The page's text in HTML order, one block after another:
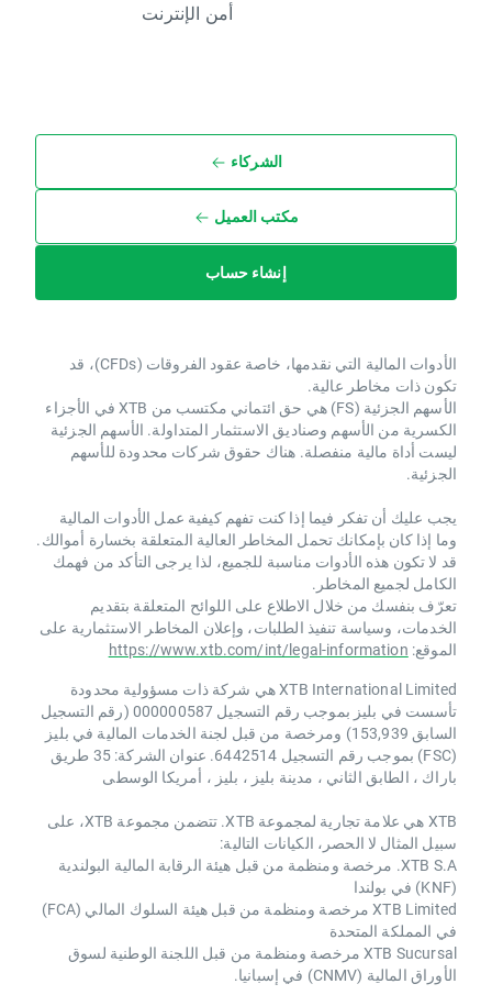
أمن الإنترنت
الشركاء
مكتب العميل
إنشاء حساب
الأدوات المالية التي نقدمها، خاصة عقود الفروقات (CFDs)، قد
تكون ذات مخاطر عالية.
الأسهم الجزئية (FS) هي حق ائتماني مكتسب من XTB ​​في الأجزاء
الكسرية من الأسهم وصناديق الاستثمار المتداولة. الأسهم الجزئية
ليست أداة مالية منفصلة. هناك حقوق شركات محدودة للأسهم
الجزئية.
يجب عليك أن تفكر فيما إذا كنت تفهم كيفية عمل الأدوات المالية
وما إذا كان بإمكانك تحمل المخاطر العالية المتعلقة بخسارة أموالك.
قد لا تكون هذه الأدوات مناسبة للجميع، لذا يرجى التأكد من فهمك
الكامل لجميع المخاطر.
تعرّف بنفسك من خلال الاطلاع على اللوائح المتعلقة بتقديم
الخدمات، وسياسة تنفيذ الطلبات، وإعلان المخاطر الاستثمارية على
الموقع: https://www.xtb.com/int/legal-information
XTB International Limited هي شركة ذات مسؤولية محدودة
تأسست في بليز بموجب رقم التسجيل 000000587 (رقم التسجيل
السابق 153,939) ومرخصة من قبل لجنة الخدمات المالية في بليز
(FSC) بموجب رقم التسجيل 6442514. عنوان الشركة: 35 طريق
باراك ، الطابق الثاني ، مدينة بليز ، بليز ، أمريكا الوسطى
XTB هي علامة تجارية لمجموعة XTB. تتضمن مجموعة XTB، على
سبيل المثال لا الحصر، الكيانات التالية:
XTB S.A. مرخصة ومنظمة من قبل هيئة الرقابة المالية البولندية
(KNF) في بولندا
XTB Limited مرخصة ومنظمة من قبل هيئة السلوك المالي (FCA)
في المملكة المتحدة
XTB Sucursal مرخصة ومنظمة من قبل اللجنة الوطنية لسوق
الأوراق المالية (CNMV) في إسبانيا.